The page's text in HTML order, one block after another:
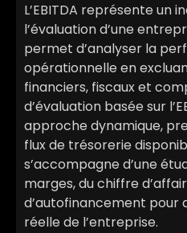
L’EBITDA représente un
l’évaluation d’une
permet d’analyser la
opérationnelle en
financiers, fiscaux et
d’évaluation basée sur
approche dynamique,
flux de trésorerie
s’accompagne d’une
marges, du chiffre
d’autofinancement pour
réelle de l’entreprise.